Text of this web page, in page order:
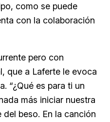
como se puede
con la colaboración
pero con
que a Laferte le evoca
“¿Qué es para ti un
más iniciar nuestra
beso. En la canción